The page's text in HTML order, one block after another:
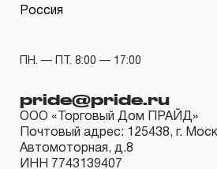
монтажного инструмента.
2. Понятие «ОГРАНИЧЕННАЯ
2.1 На инструмент, имеющий в
КИНЕМАТИЧЕСКУЮ СХЕМУ
Россия
ПН. — ПТ. 8:00 — 17:00
pride@pride.ru
ООО «Торговый Дом ПРАЙД»
Почтовый адрес: 125438, г.
Автомоторная, д.8
ИНН 7743139407